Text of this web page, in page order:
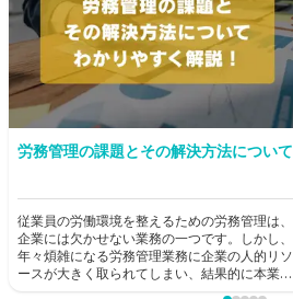
労務管理の課題とその解決方法について
従業員の労働環境を整えるための労務管理は、
企業には欠かせない業務の一つです。しかし、
年々煩雑になる労務管理業務に企業の人的リソ
ースが大きく取られてしまい、結果的に本業に